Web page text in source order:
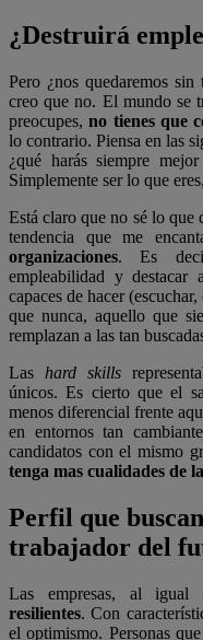
¿Destruirá
Pero ¿nos quedaremos
creo que no. El mundo se
preocupes,no tienes que
lo contrario. Piensa en las
¿qué harás siempre
Simplemente ser lo que
Está claro que no sé lo que
tendencia que me
organizaciones. Es
empleabilidad y destacar
capaces de hacer
que nunca, aquello que
remplazan a las tan
Las hard skills
únicos. Es cierto que el
menos diferencial frente
en entornos tan
candidatos con el mismo
tenga mas cualidades de
Perfil que
trabajador del
Las empresas, al igual
resilientes. Con
el optimismo. Personas